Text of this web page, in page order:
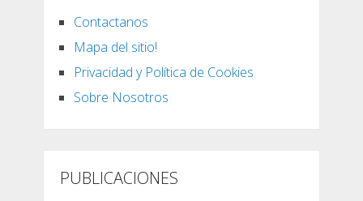
Contactanos
Mapa del sitio!
Privacidad y Política de Cookies
Sobre Nosotros
PUBLICACIONES